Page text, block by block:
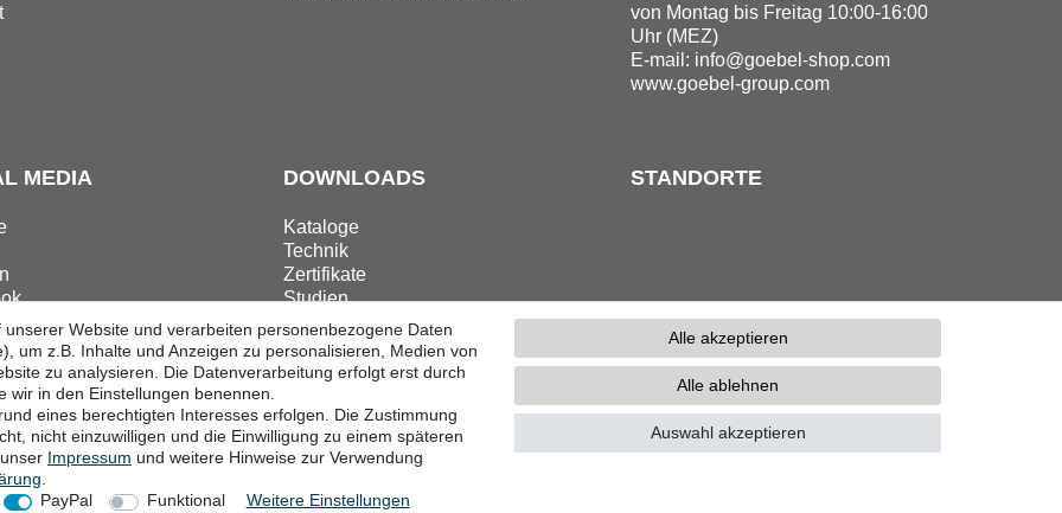
von Montag bis Freitag 10:00-16:00
Uhr (MEZ)
E-mail: info@goebel-shop.com
www.goebel-group.com
MEDIA DOWNLOADS
Kataloge
Technik
Zertifikate
Studien
Promotion
STANDORTE
Impressum Datenschutzerklärung AGB Barrierefreiheitserklärung Kontakt
Website und verarbeiten personenbezogene Daten
um z.B. Inhalte und Anzeigen zu personalisieren, Medien von
zu analysieren. Die Datenverarbeitung erfolgt erst durch
in den Einstellungen benennen.
eines berechtigten Interesses erfolgen. Die Zustimmung
nicht einzuwilligen und die Einwilligung zu einem späteren
Impressum und weitere Hinweise zur Verwendung
PayPal Funktional Weitere Einstellungen
Alle akzeptieren
Alle ablehnen
Auswahl akzeptieren